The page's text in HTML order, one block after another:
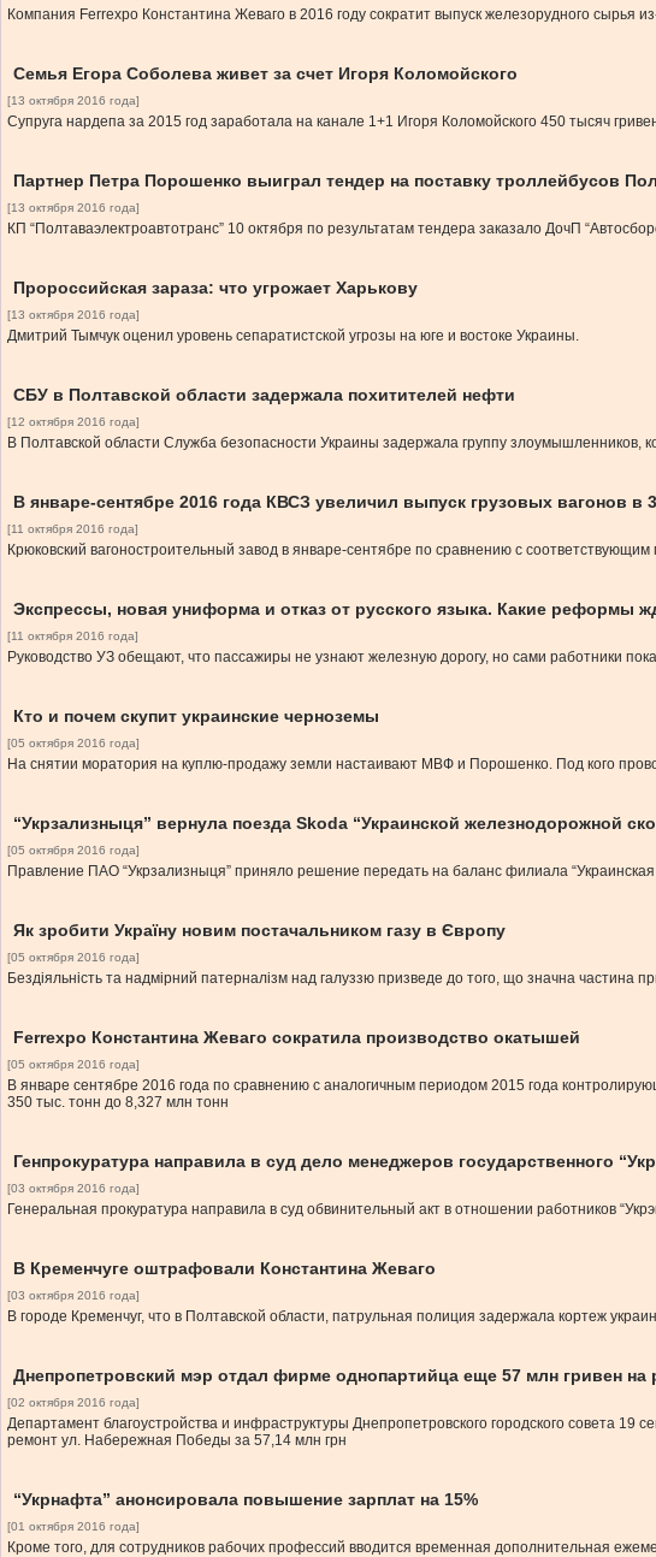
Компания Ferrexpo Константина Жеваго в 2016 году сократит выпуск железорудного сырья
Семья Егора Соболева живет за счет Игоря Коломойского
[13 октября 2016 года]
Супруга нардепа за 2015 год заработала на канале 1+1 Игоря Коломойского 450 тысяч
Партнер Петра Порошенко выиграл тендер на поставку троллейбусов
[13 октября 2016 года]
КП “Полтаваэлектроавтотранс” 10 октября по результатам тендера заказало ДочП
Пророссийская зараза: что угрожает Харькову
[13 октября 2016 года]
Дмитрий Тымчук оценил уровень сепаратистской угрозы на юге и востоке Украины.
СБУ в Полтавской области задержала похитителей нефти
[12 октября 2016 года]
В Полтавской области Служба безопасности Украины задержала группу злоумышленников,
В январе-сентябре 2016 года КВСЗ увеличил выпуск грузовых вагонов в
[11 октября 2016 года]
Крюковский вагоностроительный завод в январе-сентябре по сравнению с
Экспрессы, новая униформа и отказ от русского языка. Какие реформы
[11 октября 2016 года]
Руководство УЗ обещают, что пассажиры не узнают железную дорогу, но сами работники
Кто и почем скупит украинские черноземы
[05 октября 2016 года]
На снятии моратория на куплю-продажу земли настаивают МВФ и Порошенко. Под кого
“Укрзализныця” вернула поезда Skoda “Украинской железнодорожной
[05 октября 2016 года]
Правление ПАО “Укрзализныця” приняло решение передать на баланс филиала
Як зробити Україну новим постачальником газу в Європу
[05 октября 2016 года]
Бездіяльність та надмірний патерналізм над галуззю призведе до того, що значна частина
Ferrexpo Константина Жеваго сократила производство окатышей
[05 октября 2016 года]
В январе сентябре 2016 года по сравнению с аналогичным периодом 2015 года
350 тыс. тонн до 8,327 млн тонн
Генпрокуратура направила в суд дело менеджеров государственного
[03 октября 2016 года]
Генеральная прокуратура направила в суд обвинительный акт в отношении работников
В Кременчуге оштрафовали Константина Жеваго
[03 октября 2016 года]
В городе Кременчуг, что в Полтавской области, патрульная полиция задержала кортеж
Днепропетровский мэр отдал фирме однопартийца еще 57 млн гривен на
[02 октября 2016 года]
Департамент благоустройства и инфраструктуры Днепропетровского городского совета
ремонт ул. Набережная Победы за 57,14 млн грн
“Укрнафта” анонсировала повышение зарплат на 15%
[01 октября 2016 года]
Кроме того, для сотрудников рабочих профессий вводится временная дополнительная